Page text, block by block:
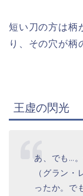
短い刀の方は柄
り、その穴が柄
王虚の閃光
あ、でも…
（グラン
ったか。で